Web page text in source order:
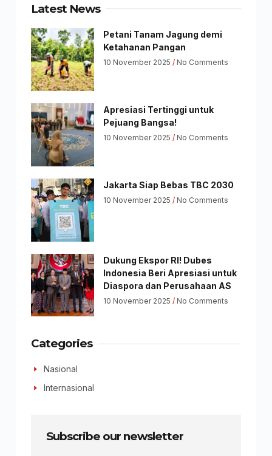
Latest News
Petani Tanam Jagung demi
Ketahanan Pangan
10 November 2025 No Comments
Apresiasi Tertinggi untuk
Pejuang Bangsa!
10 November 2025 No Comments
Jakarta Siap Bebas TBC 2030
10 November 2025 No Comments
Dukung Ekspor RI! Dubes
Indonesia Beri Apresiasi untuk
Diaspora dan Perusahaan AS
10 November 2025 No Comments
Categories
Nasional
Internasional
Subscribe our newsletter